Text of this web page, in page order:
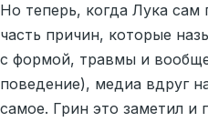
Но теперь, когда Лука
часть причин, которые
с формой, травмы и
поведение), медиа вдруг
самое. Грин это заметил и